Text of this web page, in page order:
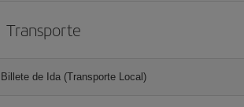
Transporte
Billete de Ida (Transporte Local)